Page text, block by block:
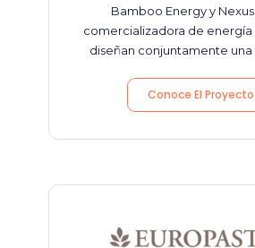
Bamboo Energy y
comercializadora de energía
diseñan conjuntamente una
Conoce El Proyecto